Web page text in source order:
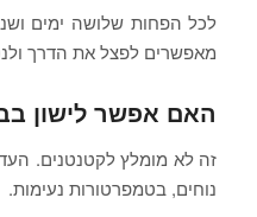
לכל הפחות שלושה ימים
מאפשרים לפצל את הדרך
האם אפשר לישון
זה לא מומלץ לקטנטנים.
נוחים, בטמפרטורות נעימות.